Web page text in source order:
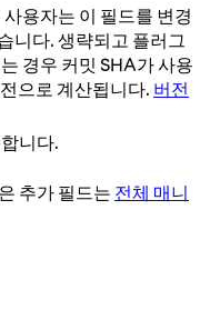
용자는 이 필드를 변경
니다. 생략되고 플러그
경우 커밋 SHA가 사용
으로 계산됩니다. 버전
니다.
추가 필드는 전체 매니